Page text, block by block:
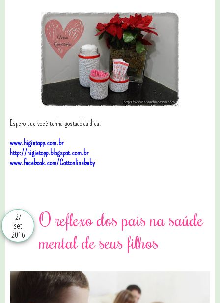
Espero que você tenha gostado da dica.
www.higietopp.com.br
http://higietopp.blogspot.com.br
www.facebook.com/Cottonlinebaby
27
set
2016
O reflexo dos pais na saúde
mental de seus filhos